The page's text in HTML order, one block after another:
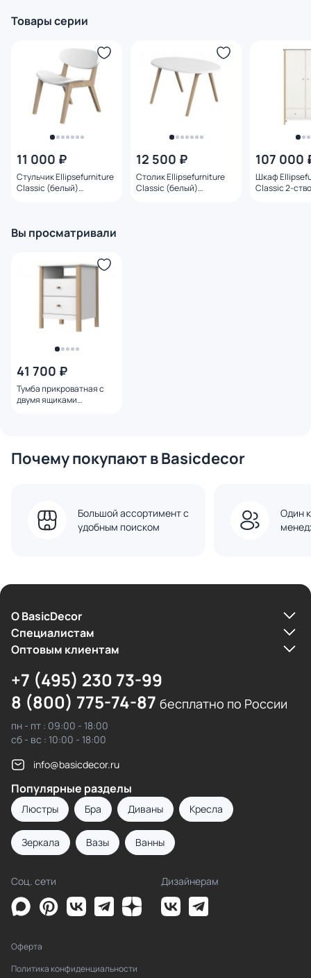
Товары серии
11 000 ₽
Стульчик Ellipsefurniture
Classic (белый)
12 500 ₽
Столик Ellipsefurniture
Classic (белый)
107 000
Шкаф
Classic 2-
Вы просматривали
41 700 ₽
Тумба прикроватная с
двумя ящиками
Почему покупают в Basicdecor
Большой ассортимент с
удобным поиском
Один
О BasicDecor
Cпециалистам
Оптовым клиентам
+7 (495) 230 73-99
8 (800) 775-74-87 бесплатно по России
пн - пт : 09:00 - 18:00
сб - вс : 10:00 - 18:00
info@basicdecor.ru
Популярные разделы
Люстры Бра Диваны Кресла
Зеркала Вазы Ванны
Соц. сети Дизайнерам
Оферта
Политика конфиденциальности